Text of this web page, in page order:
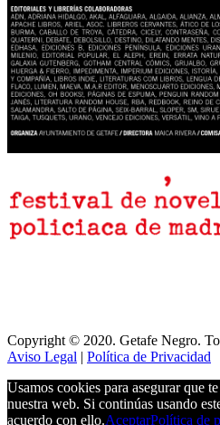
Copyright © 2020. Getafe Negro.
Aviso Legal | Política de Privacidad
Usamos cookies para asegurar que
nuestra web. Si continúas usando
acuerdo con ello.AceptarPolítica de